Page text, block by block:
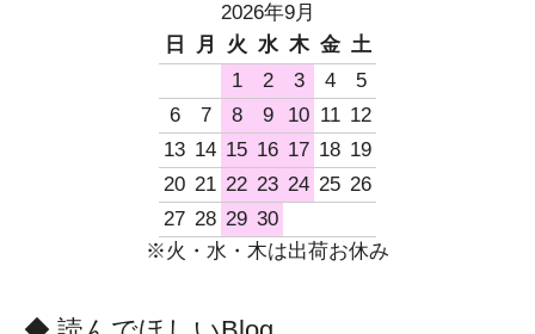
2026年9月
日
月 火 水 木 金 土
1
2 3 4
5
6
7 8 9 10 11 12
13 14 15 16 17 18 19
20 21 22 23 24 25 26
27 28 29 30
※火・水・木は出荷お休み